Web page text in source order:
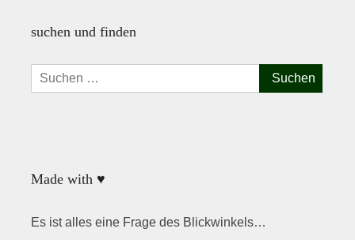
suchen und finden
Suchen
nach:
Made with ♥
Es ist alles eine Frage des Blickwinkels…